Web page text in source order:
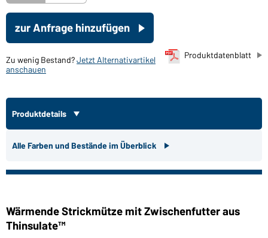
zur Anfrage hinzufügen
Produktdatenblatt
Zu wenig Bestand?Jetzt Alternativartikel
anschauen
Produktdetails
Alle Farben und Bestände im Überblick
Wärmende Strickmütze mit Zwischenfutter aus
Thinsulate™